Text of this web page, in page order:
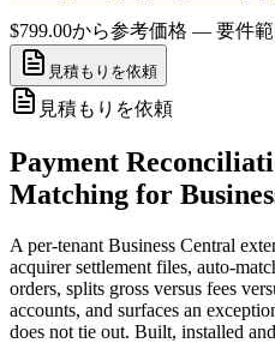
$799.00から参考価格 — 要件
見積もりを依頼
見積もりを依頼
Payment
Matching for
A per-tenant Business Central
acquirer settlement files, auto-
orders, splits gross versus fees
accounts, and surfaces an
does not tie out. Built, installed